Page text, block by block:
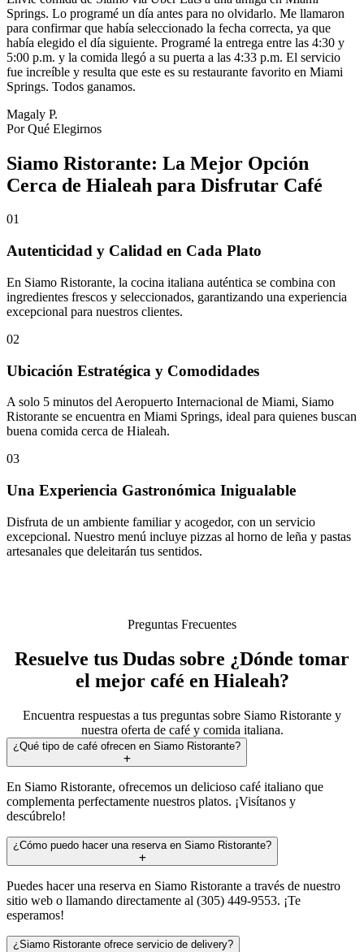
Springs. Lo programé un día antes para no olvidarlo. Me llamaron
para confirmar que había seleccionado la fecha correcta, ya que
había elegido el día siguiente. Programé la entrega entre las 4:30 y
5:00 p.m. y la comida llegó a su puerta a las 4:33 p.m. El servicio
fue increíble y resulta que este es su restaurante favorito en Miami
Springs. Todos ganamos.
Magaly P.
Por Qué Elegirnos
Siamo Ristorante: La Mejor Opción
Cerca de Hialeah para Disfrutar Café
01
Autenticidad y Calidad en Cada Plato
En Siamo Ristorante, la cocina italiana auténtica se combina con
ingredientes frescos y seleccionados, garantizando una experiencia
excepcional para nuestros clientes.
02
Ubicación Estratégica y Comodidades
A solo 5 minutos del Aeropuerto Internacional de Miami, Siamo
Ristorante se encuentra en Miami Springs, ideal para quienes buscan
buena comida cerca de Hialeah.
03
Una Experiencia Gastronómica Inigualable
Disfruta de un ambiente familiar y acogedor, con un servicio
excepcional. Nuestro menú incluye pizzas al horno de leña y pastas
artesanales que deleitarán tus sentidos.
Preguntas Frecuentes
Resuelve tus Dudas sobre ¿Dónde tomar
el mejor café en Hialeah?
Encuentra respuestas a tus preguntas sobre Siamo Ristorante y
nuestra oferta de café y comida italiana.
¿Qué tipo de café ofrecen en Siamo Ristorante?
En Siamo Ristorante, ofrecemos un delicioso café italiano que
complementa perfectamente nuestros platos. ¡Visítanos y
descúbrelo!
¿Cómo puedo hacer una reserva en Siamo Ristorante?
Puedes hacer una reserva en Siamo Ristorante a través de nuestro
sitio web o llamando directamente al (305) 449-9553. ¡Te
esperamos!
¿Siamo Ristorante ofrece servicio de delivery?